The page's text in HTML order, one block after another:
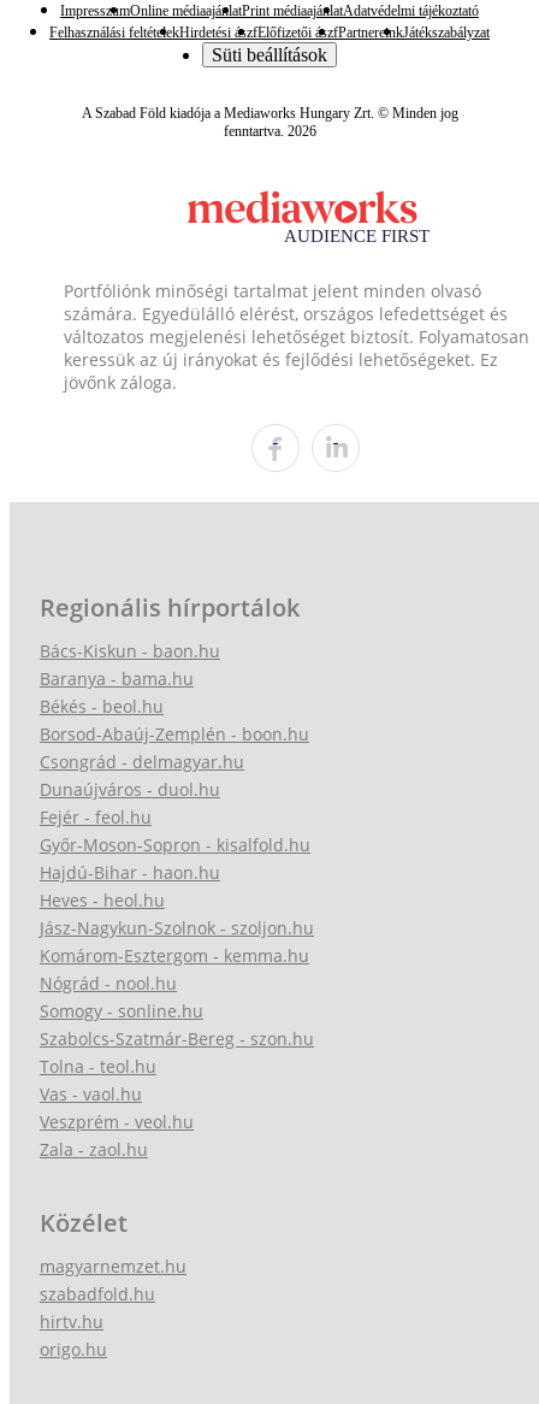
ImpresszumOnline médiaajánlatPrint médiaajánlatAdatvédelmi tájékoztató
Felhasználási feltételekHirdetési ászfElőfizetői ászfPartnereinkJátékszabályzat
Süti beállítások
A Szabad Föld kiadója a Mediaworks Hungary Zrt. © Minden jog
fenntartva. 2026
Portfóliónk minőségi tartalmat jelent minden olvasó
számára. Egyedülálló elérést, országos lefedettséget és
változatos megjelenési lehetőséget biztosít. Folyamatosan
keressük az új irányokat és fejlődési lehetőségeket. Ez
jövőnk záloga.
Regionális hírportálok
Bács-Kiskun - baon.hu
Baranya - bama.hu
Békés - beol.hu
Borsod-Abaúj-Zemplén - boon.hu
Csongrád - delmagyar.hu
Dunaújváros - duol.hu
Fejér - feol.hu
Győr-Moson-Sopron - kisalfold.hu
Hajdú-Bihar - haon.hu
Heves - heol.hu
Jász-Nagykun-Szolnok - szoljon.hu
Komárom-Esztergom - kemma.hu
Nógrád - nool.hu
Somogy - sonline.hu
Szabolcs-Szatmár-Bereg - szon.hu
Tolna - teol.hu
Vas - vaol.hu
Veszprém - veol.hu
Zala - zaol.hu
Közélet
magyarnemzet.hu
szabadfold.hu
hirtv.hu
origo.hu